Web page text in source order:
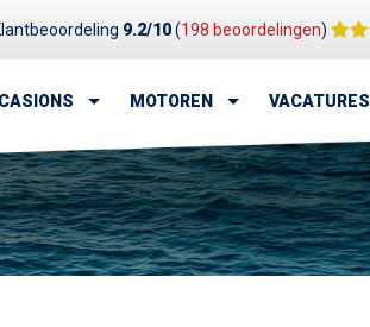
9.2/10(198 beoordelingen)
MOTOREN VACATURES